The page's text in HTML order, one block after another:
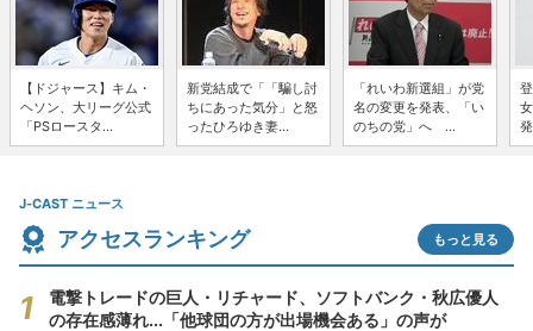
【ドジャース】キム・
ヘソン、大リーグ公式
「PSロースタ...
新党結成で「「騙し討
ちにあった気分」と怒
ったひろゆき妻...
「れいわ新選組」が党
名の変更を発表、「い
のちの党」へ ...
J-CAST ニュース
アクセスランキング もっと見る
電撃トレードの巨人・リチャード、ソフトバンク・秋広優人
の存在感薄れ...「他球団の方が出場機会ある」の声が